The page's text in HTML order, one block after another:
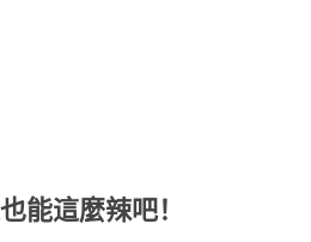
能這麼辣吧！